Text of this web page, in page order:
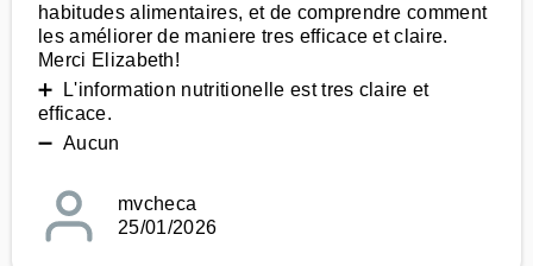
habitudes alimentaires, et de comprendre comment
les améliorer de maniere tres efficace et claire.
Merci Elizabeth!
➕ L'information nutritionelle est tres claire et
efficace.
➖ Aucun
mvcheca
25/01/2026